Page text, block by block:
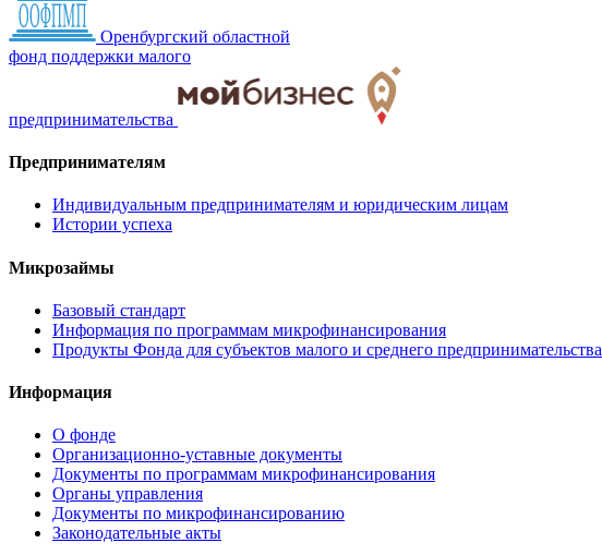
Оренбургский областной
фонд поддержки малого
предпринимательства
Предпринимателям
Индивидуальным предпринимателям и юридическим лицам
Истории успеха
Микрозаймы
Базовый стандарт
Информация по программам микрофинансирования
Продукты Фонда для субъектов малого и среднего предпринимательства
Информация
О фонде
Организационно-уставные документы
Документы по программам микрофинансирования
Органы управления
Документы по микрофинансированию
Законодательные акты